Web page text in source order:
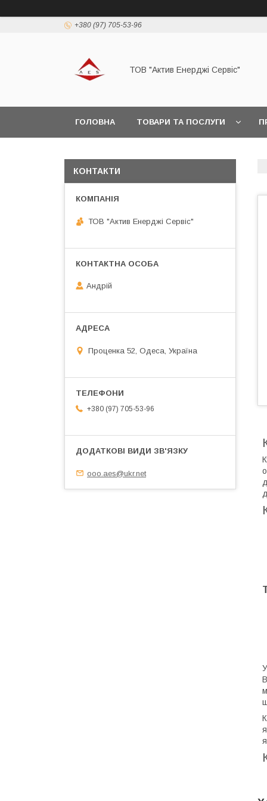
+380 (97) 705-53-96
ТОВ "Актив Енерджі Сервіс"
ГОЛОВНА ТОВАРИ ТА ПОСЛУГИ
КОНТАКТИ
ТОВ "Актив Енерджі Сервіс"
Андрій
Проценка 52, Одеса, Україна
+380 (97) 705-53-96
ooo.aes@ukr.net